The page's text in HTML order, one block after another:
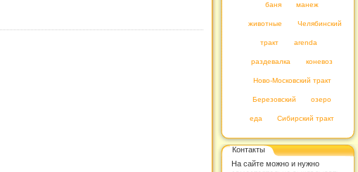
баня манеж
животные Челябинский
тракт arenda
раздевалка коневоз
Ново-Московский тракт
Березовский озеро
еда Сибирский тракт
Контакты
На сайте можно и нужно